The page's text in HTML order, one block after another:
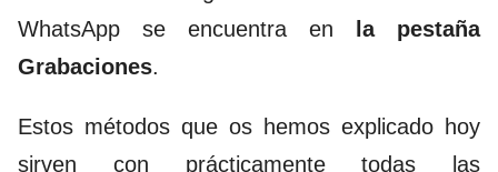
WhatsApp se encuentra en
la pestaña
Grabaciones.
Estos métodos que os hemos explicado hoy
sirven con prácticamente todas las